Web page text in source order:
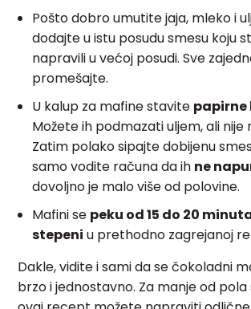
Pošto dobro umutite jaja, mleko i
dodajte u istu posudu smesu koju
napravili u većoj posudi. Sve
promešajte.
U kalup za mafine stavite papirne
Možete ih podmazati uljem, ali nije
Zatim polako sipajte dobijenu
samo vodite računa da ih ne
dovoljno je malo više od polovine.
Mafini se peku od 15 do 20
stepeni u prethodno zagrejanoj
Dakle, vidite i sami da se čokoladni
brzo i jednostavno. Za manje od